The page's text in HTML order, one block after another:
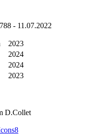
- 11.07.2022
2023
2024
2024
2023
D.Collet